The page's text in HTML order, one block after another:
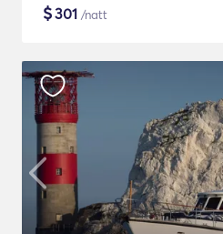
$301 /natt